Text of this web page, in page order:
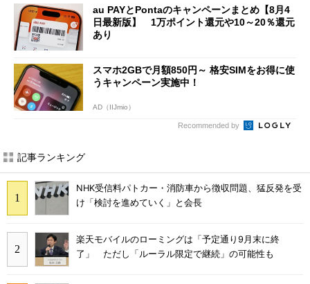
au PAYとPontaのキャンペーンまとめ【8月4
日最新版】 1万ポイント還元や10～20％還元
あり
スマホ2GBで月額850円～ 格安SIMをお得に使
うキャンペーン実施中！
AD（IIJmio）
Recommended by
記事ランキング
NHK受信料パトカー・消防車から徴収問題、猛反発を受
け「検討を進めていく」と会長
楽天モバイルのローミングは「予定通り9月末に終
了」 ただし「ルーラル限定で継続」の可能性も